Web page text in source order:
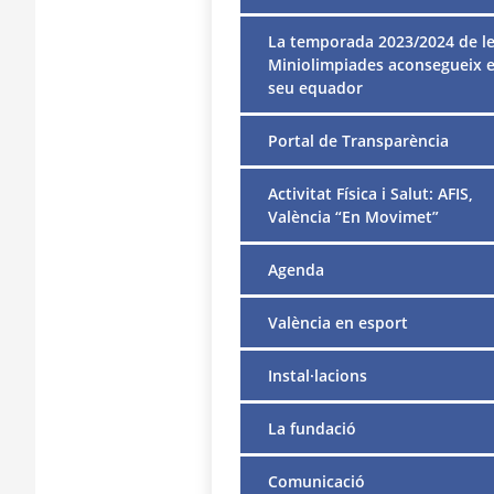
La temporada 2023/2024 de
Miniolimpiades aconsegueix
seu equador
Portal de Transparència
Activitat Física i Salut: AFIS,
València “En Movimet”
Agenda
València en esport
Instal·lacions
La fundació
Comunicació